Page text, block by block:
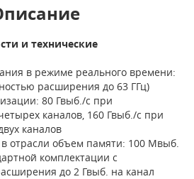
и технические
в режиме реального времени:
расширения до 63 ГГц)
80 Гвыб./с при
каналов, 160 Гвыб./с при
каналов
отрасли объем памяти: 100 Мвыб.
комплектации с
до 2 Гвыб. на канал